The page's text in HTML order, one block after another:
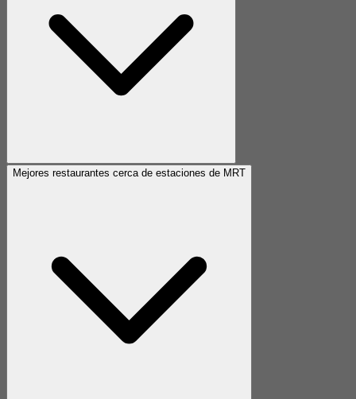
Mejores restaurantes cerca de estaciones de MRT